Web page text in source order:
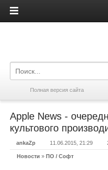
Полная версия сайта
Apple News -
культового
ankaZp 11.06.2015, 21:29
Новости » ПО / Софт